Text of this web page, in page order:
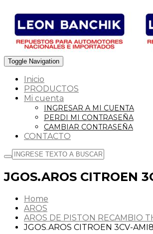
Toggle Navigation
Inicio
PRODUCTOS
Mi cuenta
INGRESAR A MI CUENTA
PERDI MI CONTRASEÑA
CAMBIAR CONTRASEÑA
CONTACTO
JGOS.AROS CITROEN
Home
AROS
AROS DE PISTON RECAMBIO
JGOS.AROS CITROEN 3CV-